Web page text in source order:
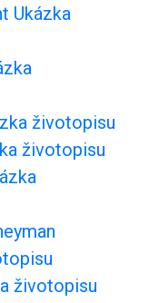
Ukázka
životopisu
životopisu
životopisu